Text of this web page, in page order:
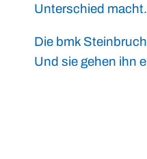
Unterschied macht.
Die bmk
Und sie gehen ihn